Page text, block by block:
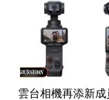
雲台相機再添新成